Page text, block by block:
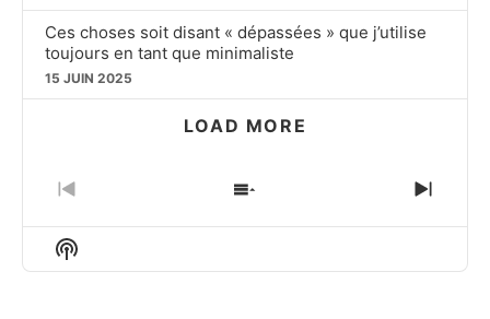
Ces choses soit disant « dépassées » que j’utilise
toujours en tant que minimaliste
15 JUIN 2025
LOAD MORE
PREVIOUS
EPISODE
SHOW
EPISODES
NEXT
Show
Podcast